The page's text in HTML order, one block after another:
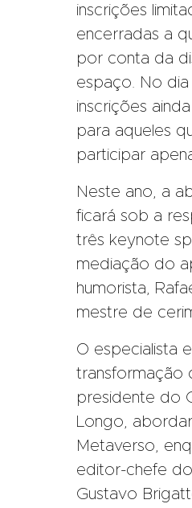
inscrições
encerradas a
por conta da
espaço. No
inscrições
para aqueles
participar
Neste ano, a
ficará sob a
três keynote
mediação do
humorista,
mestre de
O especialista
transformação
presidente do
Longo,
Metaverso,
editor-chefe
Gustavo